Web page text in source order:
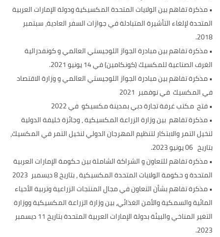
• مذكرة تفاهم بين الولايات المتحدة المكسيكية ودولة الإمارات العربية
المتحدة لإلغاء التأشيرة المتبادلة في جوازات السفر العادية، سبتمبر
2018.
• مذكرة تفاهم بين مبادرة الجواز اللوجيستي العالمي و كونفدرالية
الغرف الصناعية للمكسيك (كونكامين) في 14 يونيو 2021.
• مذكرة تفاهم بين مبادرة الجواز اللوجيستي العالمي و وزارة الاقتصاد
في المكسيك في نوفمبر 2021
• فتح مكتب غرفة تجارة دبي بمدينة مكسيكو في 2022
• مذكرة تفاهم بين وزارة الزراعة المكسيكية ، وجائزة خليفة الدولية
لنخيل التمر والابتكار لتنظيم المهرجان الدولي لنخيل التمر في المكسيك،
بتاريخ 06 يونيو 2023.
• مذكرة تفاهم للتعاون و الشراكة الشاملة بين حكومة الإمارات العربية
المتحدة و حكومة الولايات المتحدة المكسيكية ، بتاريخ 8 ديسمبر 2023
• مذكرة تفاهم بشأن التعاون في مجال المنتجات الزراعية وتربية الأحياء
المائية والسمكية والأمن الغذائي، بين وزارة الزراعة المكسيكية ووزارة
التغير المناخي والبيئة بدولة الإمارات العربية المتحدة بتاريخ 11 ديسمبر
2023.